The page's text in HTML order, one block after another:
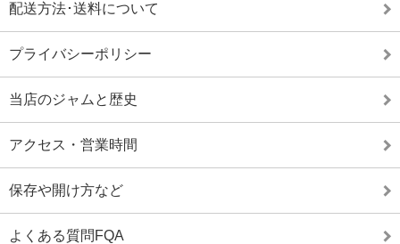
配送方法･送料について
プライバシーポリシー
当店のジャムと歴史
アクセス・営業時間
保存や開け方など
よくある質問FQA